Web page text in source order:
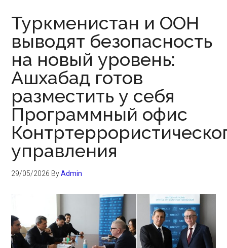
Туркменистан и ООН
выводят безопасность
на новый уровень:
Ашхабад готов
разместить у себя
Программный офис
управления
29/05/2026 ByAdmin